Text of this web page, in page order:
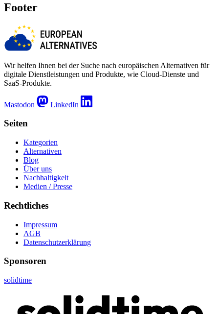
Footer
Wir helfen Ihnen bei der Suche nach europäischen Alternativen für
digitale Dienstleistungen und Produkte, wie Cloud-Dienste und
SaaS-Produkte.
Mastodon LinkedIn
Seiten
Kategorien
Alternativen
Blog
Über uns
Nachhaltigkeit
Medien / Presse
Rechtliches
Impressum
AGB
Datenschutzerklärung
Sponsoren
solidtime